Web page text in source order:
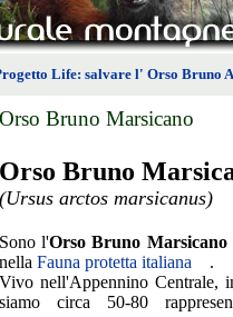
Life: salvare l' Orso Bruno
Orso Bruno Marsicano
Orso Bruno
(Ursus arctos marsicanus)
Sono l'Orso Bruno Marsicano
nella Fauna protetta italiana
.
Vivo nell'Appennino Centrale,
siamo circa 50-80